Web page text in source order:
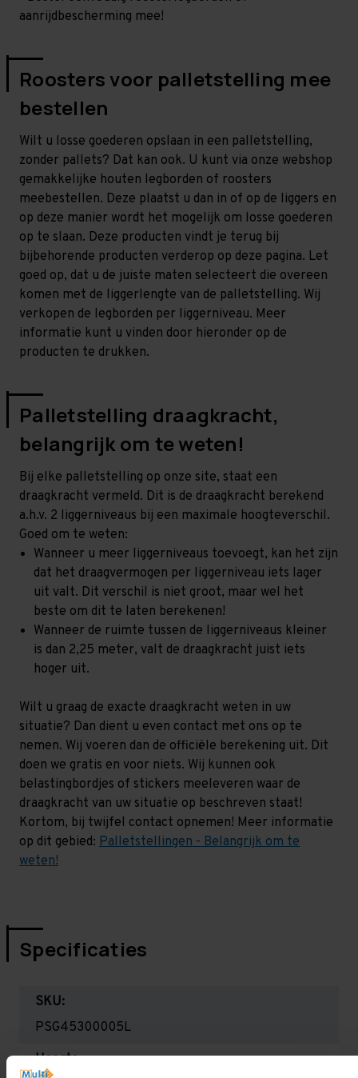
aanrijdbescherming mee!
Roosters voor palletstelling mee
bestellen
Wilt u losse goederen opslaan in een palletstelling,
zonder pallets? Dat kan ook. U kunt via onze webshop
gemakkelijke houten legborden of roosters
meebestellen. Deze plaatst u dan in of op de liggers en
op deze manier wordt het mogelijk om losse goederen
op te slaan. Deze producten vindt je terug bij
bijbehorende producten verderop op deze pagina. Let
goed op, dat u de juiste maten selecteert die overeen
komen met de liggerlengte van de palletstelling. Wij
verkopen de legborden per liggerniveau. Meer
informatie kunt u vinden door hieronder op de
producten te drukken.
Palletstelling draagkracht,
belangrijk om te weten!
Bij elke palletstelling op onze site, staat een
draagkracht vermeld. Dit is de draagkracht berekend
a.h.v. 2 liggerniveaus bij een maximale hoogteverschil.
Goed om te weten:
Wanneer u meer liggerniveaus toevoegt, kan het zijn
dat het draagvermogen per liggerniveau iets lager
uit valt. Dit verschil is niet groot, maar wel het
beste om dit te laten berekenen!
Wanneer de ruimte tussen de liggerniveaus kleiner
is dan 2,25 meter, valt de draagkracht juist iets
hoger uit.
Wilt u graag de exacte draagkracht weten in uw
situatie? Dan dient u even contact met ons op te
nemen. Wij voeren dan de officiële berekening uit. Dit
doen we gratis en voor niets. Wij kunnen ook
belastingbordjes of stickers meeleveren waar de
draagkracht van uw situatie op beschreven staat!
Kortom, bij twijfel contact opnemen! Meer informatie
op dit gebied: Palletstellingen - Belangrijk om te
weten!
Specificaties
SKU:
PSG45300005L
Hoogte: